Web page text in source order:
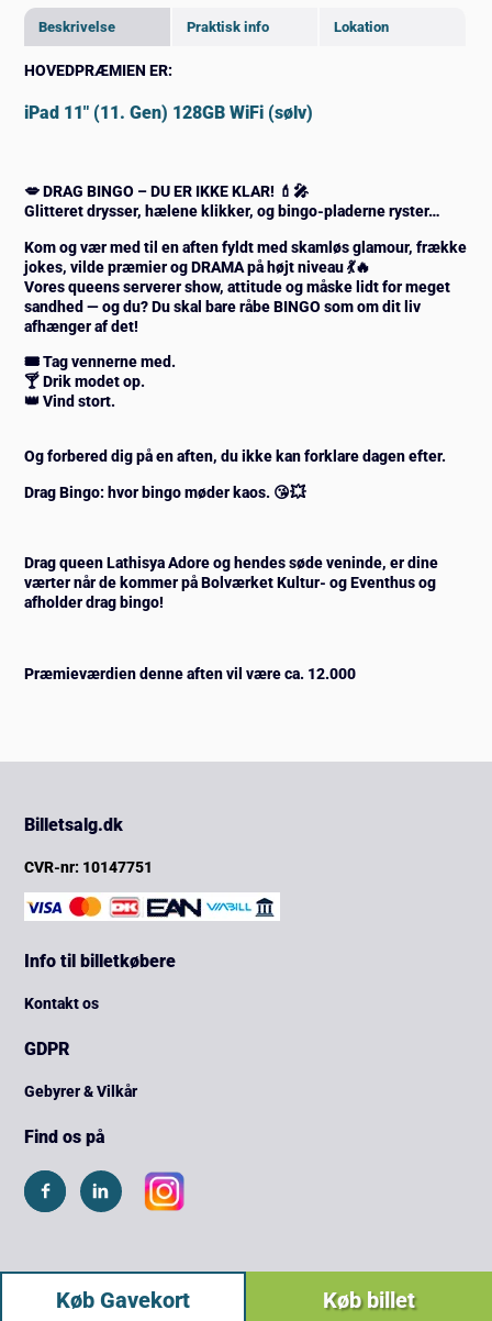
Beskrivelse Praktisk info Lokation
HOVEDPRÆMIEN ER:
iPad 11" (11. Gen) 128GB WiFi (sølv)
💋 DRAG BINGO – DU ER IKKE KLAR! 💄🎤
Glitteret drysser, hælene klikker, og bingo-pladerne ryster…
Kom og vær med til en aften fyldt medskamløs glamour, frække
jokes, vilde præmier og DRAMA på højt niveau 💃🔥
Vores queens serverer show, attitude og måske lidt for meget
sandhed — og du? Du skal bare råbeBINGO som om dit liv
afhænger af det!
🎟️ Tag vennerne med.
🍸 Drik modet op.
👑 Vind stort.
Og forbered dig på en aften, du ikke kan forklare dagen efter.
Drag Bingo: hvor bingo møder kaos. 😘💥
Drag queenLathisya Adoreog hendes søde veninde, er dine
værter når de kommer på Bolværket Kultur- og Eventhus og
afholder drag bingo!
Præmieværdien denne aften vil være ca. 12.000
Køb billet
Køb Gavekort
Billetsalg.dk
CVR-nr: 10147751
Info til billetkøbere
Kontakt os
GDPR
Gebyrer & Vilkår
Find os på